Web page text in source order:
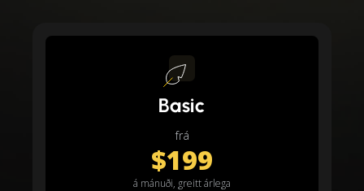
Basic
frá
$199
á mánuði, greitt árlega